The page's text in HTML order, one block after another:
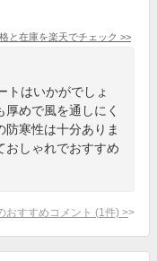
と在庫を楽天でチェック >>
トはいかがでしょ
めで風を通しにく
防寒性は十分ありま
おしゃれでおすすめ
おすすめコメント (1 件) >